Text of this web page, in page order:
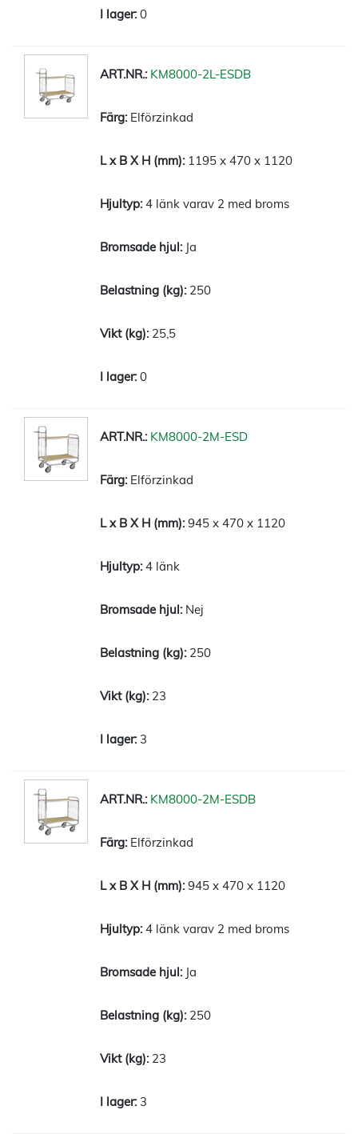
0
KM8000-2L-ESDB
Elförzinkad
1195 x 470 x 1120
4 länk varav 2 med broms
Ja
250
25,5
0
KM8000-2M-ESD
Elförzinkad
945 x 470 x 1120
4 länk
Nej
250
23
3
KM8000-2M-ESDB
Elförzinkad
945 x 470 x 1120
4 länk varav 2 med broms
Ja
250
23
3